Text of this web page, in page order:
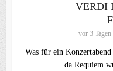
VERDI
vor 3 Tagen
Was für ein
da Requiem